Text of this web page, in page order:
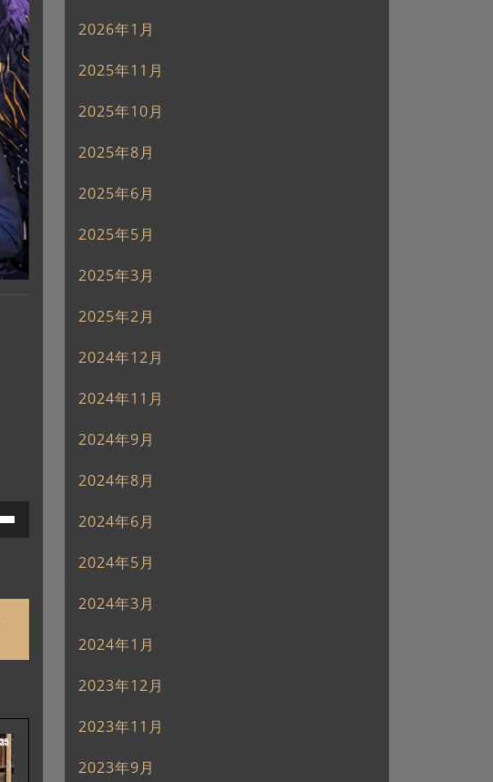
2026年1月
2025年11月
2025年10月
2025年8月
2025年6月
2025年5月
2025年3月
2025年2月
2024年12月
2024年11月
2024年9月
2024年8月
2024年6月
2024年5月
2024年3月
2024年1月
2023年12月
2023年11月
2023年9月